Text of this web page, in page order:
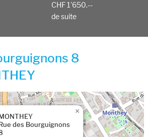
CHF 1'650.--
de suite
8
des Bourguignons
×